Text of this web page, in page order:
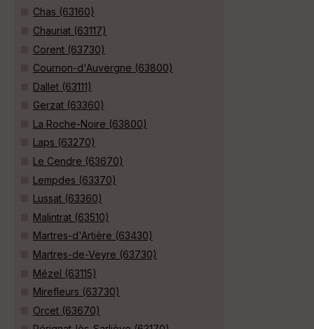
Chas (63160)
Chauriat (63117)
Corent (63730)
Cournon-d'Auvergne (63800)
Dallet (63111)
Gerzat (63360)
La Roche-Noire (63800)
Laps (63270)
Le Cendre (63670)
Lempdes (63370)
Lussat (63360)
Malintrat (63510)
Martres-d'Artière (63430)
Martres-de-Veyre (63730)
Mézel (63115)
Mirefleurs (63730)
Orcet (63670)